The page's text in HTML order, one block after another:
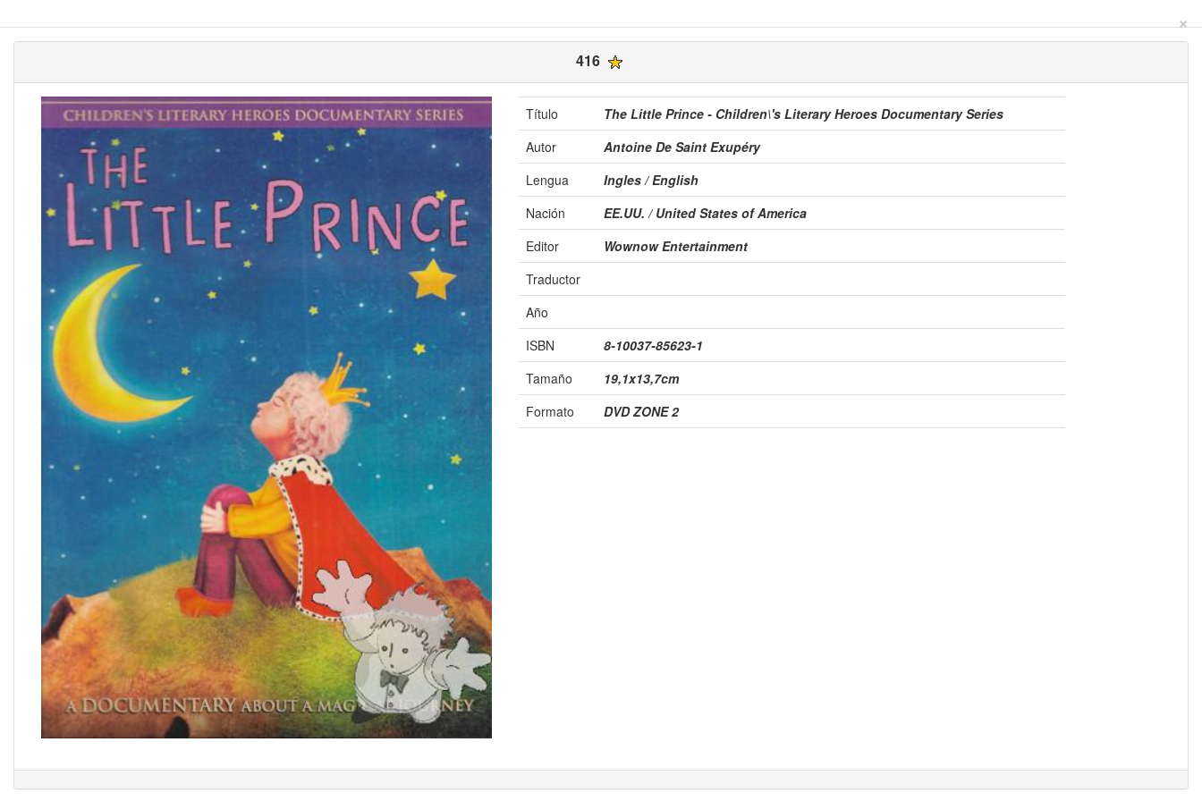
×
416
Título
The Little Prince - Children\'s Literary Heroes Documentary Series
Autor
Antoine De Saint Exupéry
Lengua
Ingles / English
Nación
EE.UU. / United States of America
Editor
Wownow Entertainment
Traductor
Año
ISBN
8-10037-85623-1
Tamaño
19,1x13,7cm
Formato
DVD ZONE 2